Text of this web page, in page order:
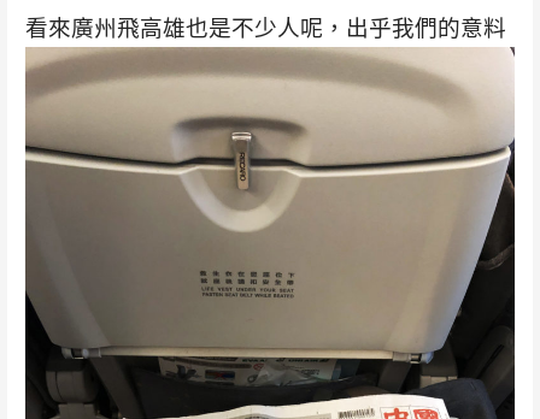
看來廣州飛高雄也是不少人呢，出乎我們的意料